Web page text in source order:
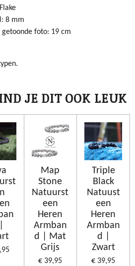
8 mm
foto: 19 cm
JE DIT OOK LEUK
Map
Stone
Natuurst
een
Heren
Armban
d | Mat
Grijs
€ 39,95
Triple
Black
Natuust
een
Heren
Armban
d |
Zwart
€ 39,95